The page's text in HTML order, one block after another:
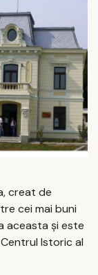
creat de
cei mai buni
aceasta şi este
Istoric al